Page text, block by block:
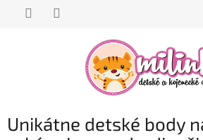
Unikátne detské body